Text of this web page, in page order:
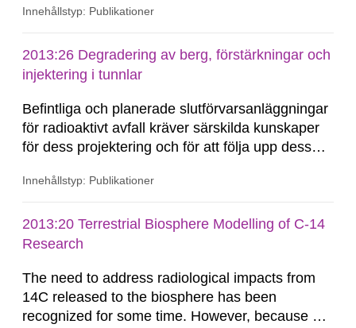
salinity entering the repository and by the
hydrogeochemical conditions at the Forsmark
site at great depths. To analyse density
Innehållstyp: Publikationer
2013:26 Degradering av berg, förstärkningar och
injektering i tunnlar
Befintliga och planerade slutförvarsanläggningar
för radioaktivt avfall kräver särskilda kunskaper
för dess projektering och för att följa upp dess
Kunskaper behövs för att välja anläggningens
förslutningsmetoder. De långa...
Innehållstyp: Publikationer
2013:20 Terrestrial Biosphere Modelling of C-14
Research
The need to address radiological impacts from
14C released to the biosphere has been
recognized for some time. However, because of